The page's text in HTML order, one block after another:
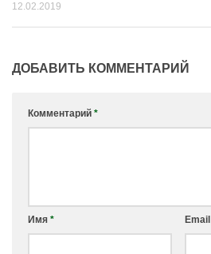
12.02.2019
ДОБАВИТЬ КОММЕНТАРИЙ
Комментарий *
Имя * Email